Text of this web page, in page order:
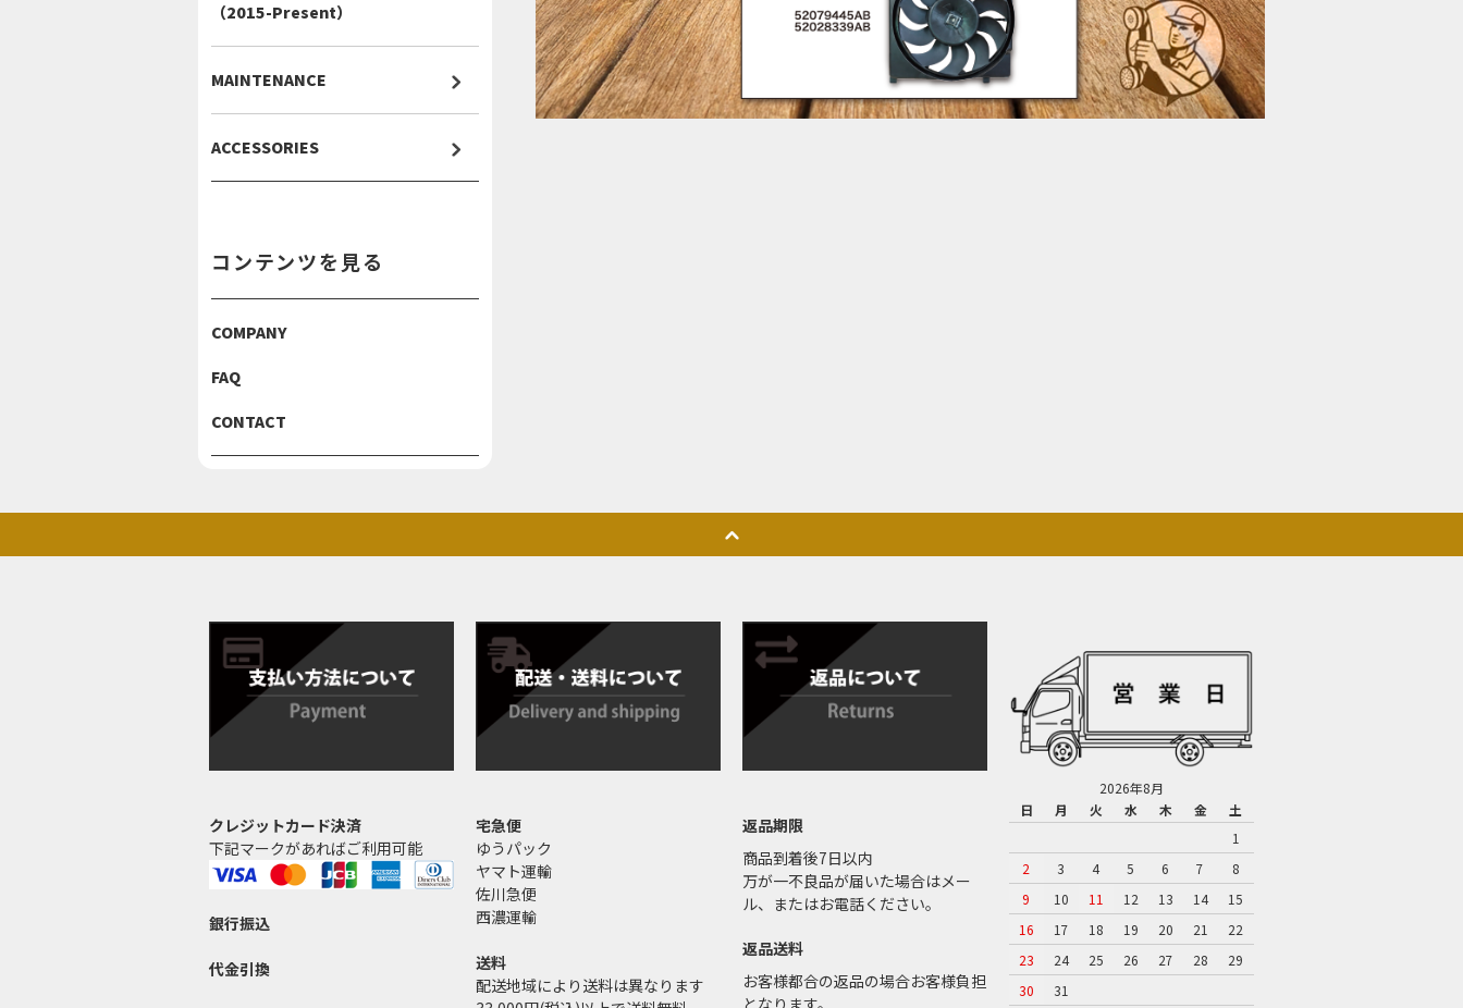
（2015-Present）
MAINTENANCE
ACCESSORIES
コンテンツを見る
COMPANY
FAQ
CONTACT
クレジットカード決済
下記マークがあればご利用可能
銀行振込
代金引換
宅急便
ゆうパック
ヤマト運輸
佐川急便
西濃運輸
送料
配送地域により送料は異なります
返品期限
商品到着後7日以内
万が一不良品が届いた場合はメー
ル、またはお電話ください。
返品送料
お客様都合の返品の場合お客様負担
となります。
2026年8月
日
月 火 水 木 金
土
1
2
3 4 5 6 7
8
9
10 11 12 13 14
15
16
17 18 19 20 21
22
23
24 25 26 27 28
29
30
31